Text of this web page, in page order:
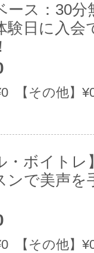
人との
る場、
。四季
ベント
くさ
「
に
そ
折
ース：30
験日に入会
【その他】
・ボイトレ
ンで美声を
【その他】